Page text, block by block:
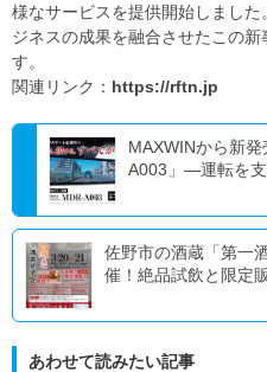
様なサービスを提供開始しまし
ジネスの成果を融合させたこの
す。
関連リンク： https://rftn.jp
MAXWINから新
A003」―運転を支
佐野市の酒蔵「第一
催！絶品試飲と限定販
あわせて読みたい記事